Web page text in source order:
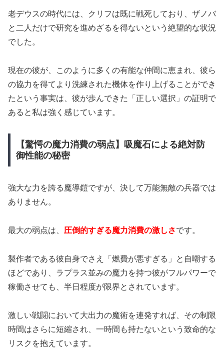
老デウスの時代には、クリフは既に戦死しており、ザノバ
と二人だけで研究を進めざるを得ないという絶望的な状況
でした。
現在の彼が、このように多くの有能な仲間に恵まれ、彼ら
の協力を得てより洗練された機体を作り上げることができ
たという事実は、彼が歩んできた「正しい選択」の証明で
あると私は強く感じています。
【驚愕の魔力消費の弱点】吸魔石による絶対防
御性能の秘密
強大な力を誇る魔導鎧ですが、決して万能無敵の兵器では
ありません。
最大の弱点は、 圧倒的すぎる魔力消費の激しさです。
製作者である彼自身でさえ「燃費が悪すぎる」と自嘲する
ほどであり、ラプラス並みの魔力を持つ彼がフルパワーで
稼働させても、半日程度が限界とされています。
激しい戦闘において大出力の魔術を連発すれば、その制限
時間はさらに短縮され、一時間も持たないという致命的な
リスクを抱えています。